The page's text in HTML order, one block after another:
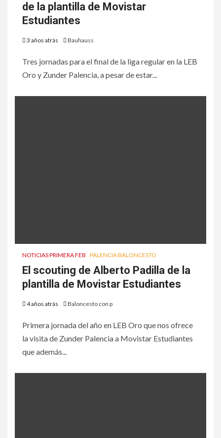
de la plantilla de Movistar
Estudiantes
3 años atrás Bauhauss
Tres jornadas para el final de la liga regular en la LEB
Oro y Zunder Palencia, a pesar de estar...
NOTICIAS PRIMERA FEB PALENCIA BALONCESTO
El scouting de Alberto Padilla de la
plantilla de Movistar Estudiantes
4 años atrás Baloncesto con p
Primera jornada del año en LEB Oro que nos ofrece
la visita de Zunder Palencia a Movistar Estudiantes
que además...